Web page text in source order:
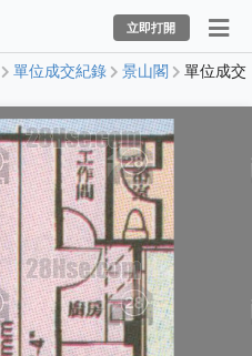
立即打開
單位成交紀錄 景山閣
單位成交